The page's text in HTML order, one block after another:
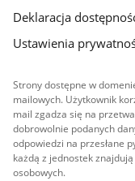
Deklaracja
Ustawienia
Strony dostępne w
mailowych. Użytkownik
mail zgadza się na
dobrowolnie podanych
odpowiedzi na przesłane
każdą z jednostek
osobowych.